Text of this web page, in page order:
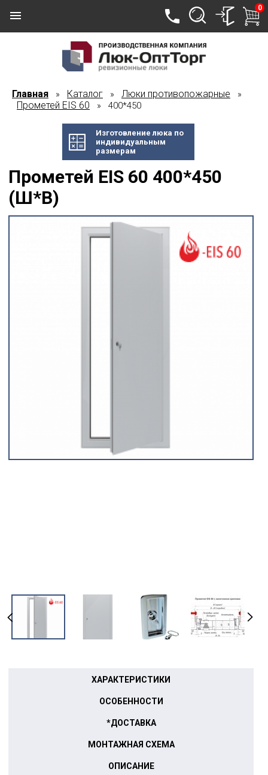
0
Главная » Каталог » Люки противопожарные »
Прометей EIS 60 » 400*450
Изготовление люка по
индивидуальным
размерам
Прометей EIS 60 400*450
(Ш*В)
ХАРАКТЕРИСТИКИ
ОСОБЕННОСТИ
*ДОСТАВКА
МОНТАЖНАЯ СХЕМА
ОПИСАНИЕ